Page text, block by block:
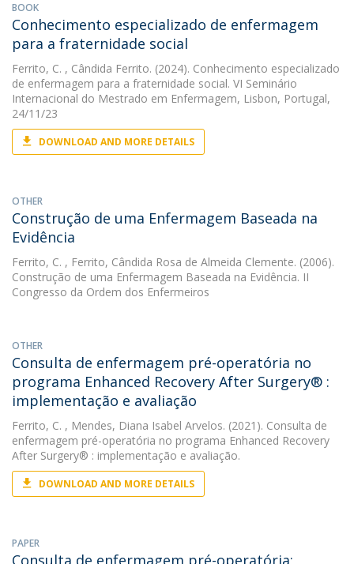
BOOK
Conhecimento especializado de enfermagem
para a fraternidade social
Ferrito, C. , Cândida Ferrito. (2024). Conhecimento especializado
de enfermagem para a fraternidade social. VI Seminário
Internacional do Mestrado em Enfermagem, Lisbon, Portugal,
24/11/23
DOWNLOAD AND MORE DETAILS
OTHER
Construção de uma Enfermagem Baseada na
Evidência
Ferrito, C. , Ferrito, Cândida Rosa de Almeida Clemente. (2006).
Construção de uma Enfermagem Baseada na Evidência. II
Congresso da Ordem dos Enfermeiros
OTHER
Consulta de enfermagem pré-operatória no
programa Enhanced Recovery After Surgery® :
implementação e avaliação
Ferrito, C. , Mendes, Diana Isabel Arvelos. (2021). Consulta de
enfermagem pré-operatória no programa Enhanced Recovery
After Surgery® : implementação e avaliação.
DOWNLOAD AND MORE DETAILS
PAPER
Consulta de enfermagem pré-operatória: